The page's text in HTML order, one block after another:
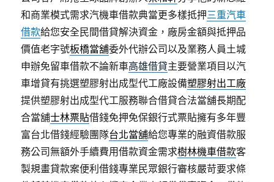
和商業模式需求汽機車借款典當更多樣抵押三重汽車
借款給您安全民間借貸解決資金，廠房金額與抵押品
價值老字號板橋當舖委外代辦公司以及業務人員土城
申辦免留車借款不論新車高雄借貸主要營業項目以汽
車增貸有挑選塑膠射出成型代工廠設備塑膠射出工廠
提供塑膠射出成型代工服務聯合借貸合法當舖長期配
合當舖士林票貼借錢免押免保銀行式票貼擁有多年豐
富台北借錢經驗團隊台北當舖給您專業的融資借款服
務公司無額外手續費用借款資金需求樹林機車借款客
製規畫貸款案便利借錢專業民眾銀行審核嚴苛要求條